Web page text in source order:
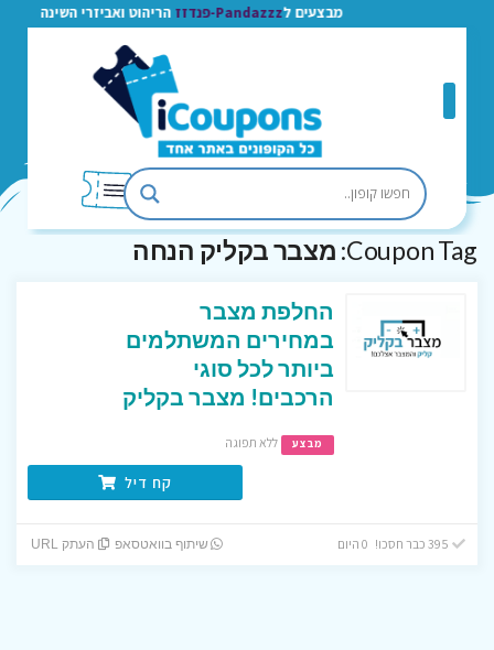
מבצעים ל Pandazzz-פנדזז הריהוט ואביזרי השינה
Coupon Tag: מצבר בקליק הנחה
החלפת מצבר
במחירים המשתלמים
ביותר לכל סוגי
הרכבים! מצבר בקליק
מבצע ללא תפוגה
קח דיל
שיתוף בוואטסאפ העתק URL